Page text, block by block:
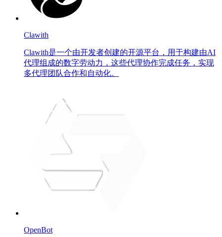
Clawith
Clawith是一个由开发者创建的开源平台，用于构建由AI
代理组成的数字劳动力，这些代理协作完成任务，实现
多代理团队合作和自动化。
OpenBot